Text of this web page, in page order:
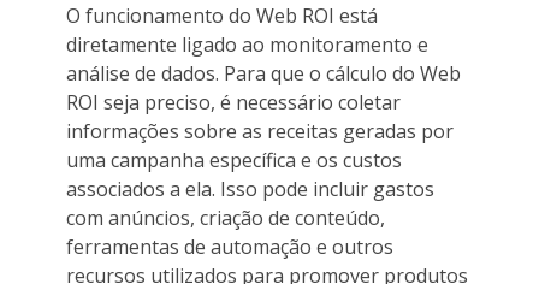
O funcionamento do Web ROI está
diretamente ligado ao monitoramento e
análise de dados. Para que o cálculo do Web
ROI seja preciso, é necessário coletar
informações sobre as receitas geradas por
uma campanha específica e os custos
associados a ela. Isso pode incluir gastos
com anúncios, criação de conteúdo,
ferramentas de automação e outros
recursos utilizados para promover produtos